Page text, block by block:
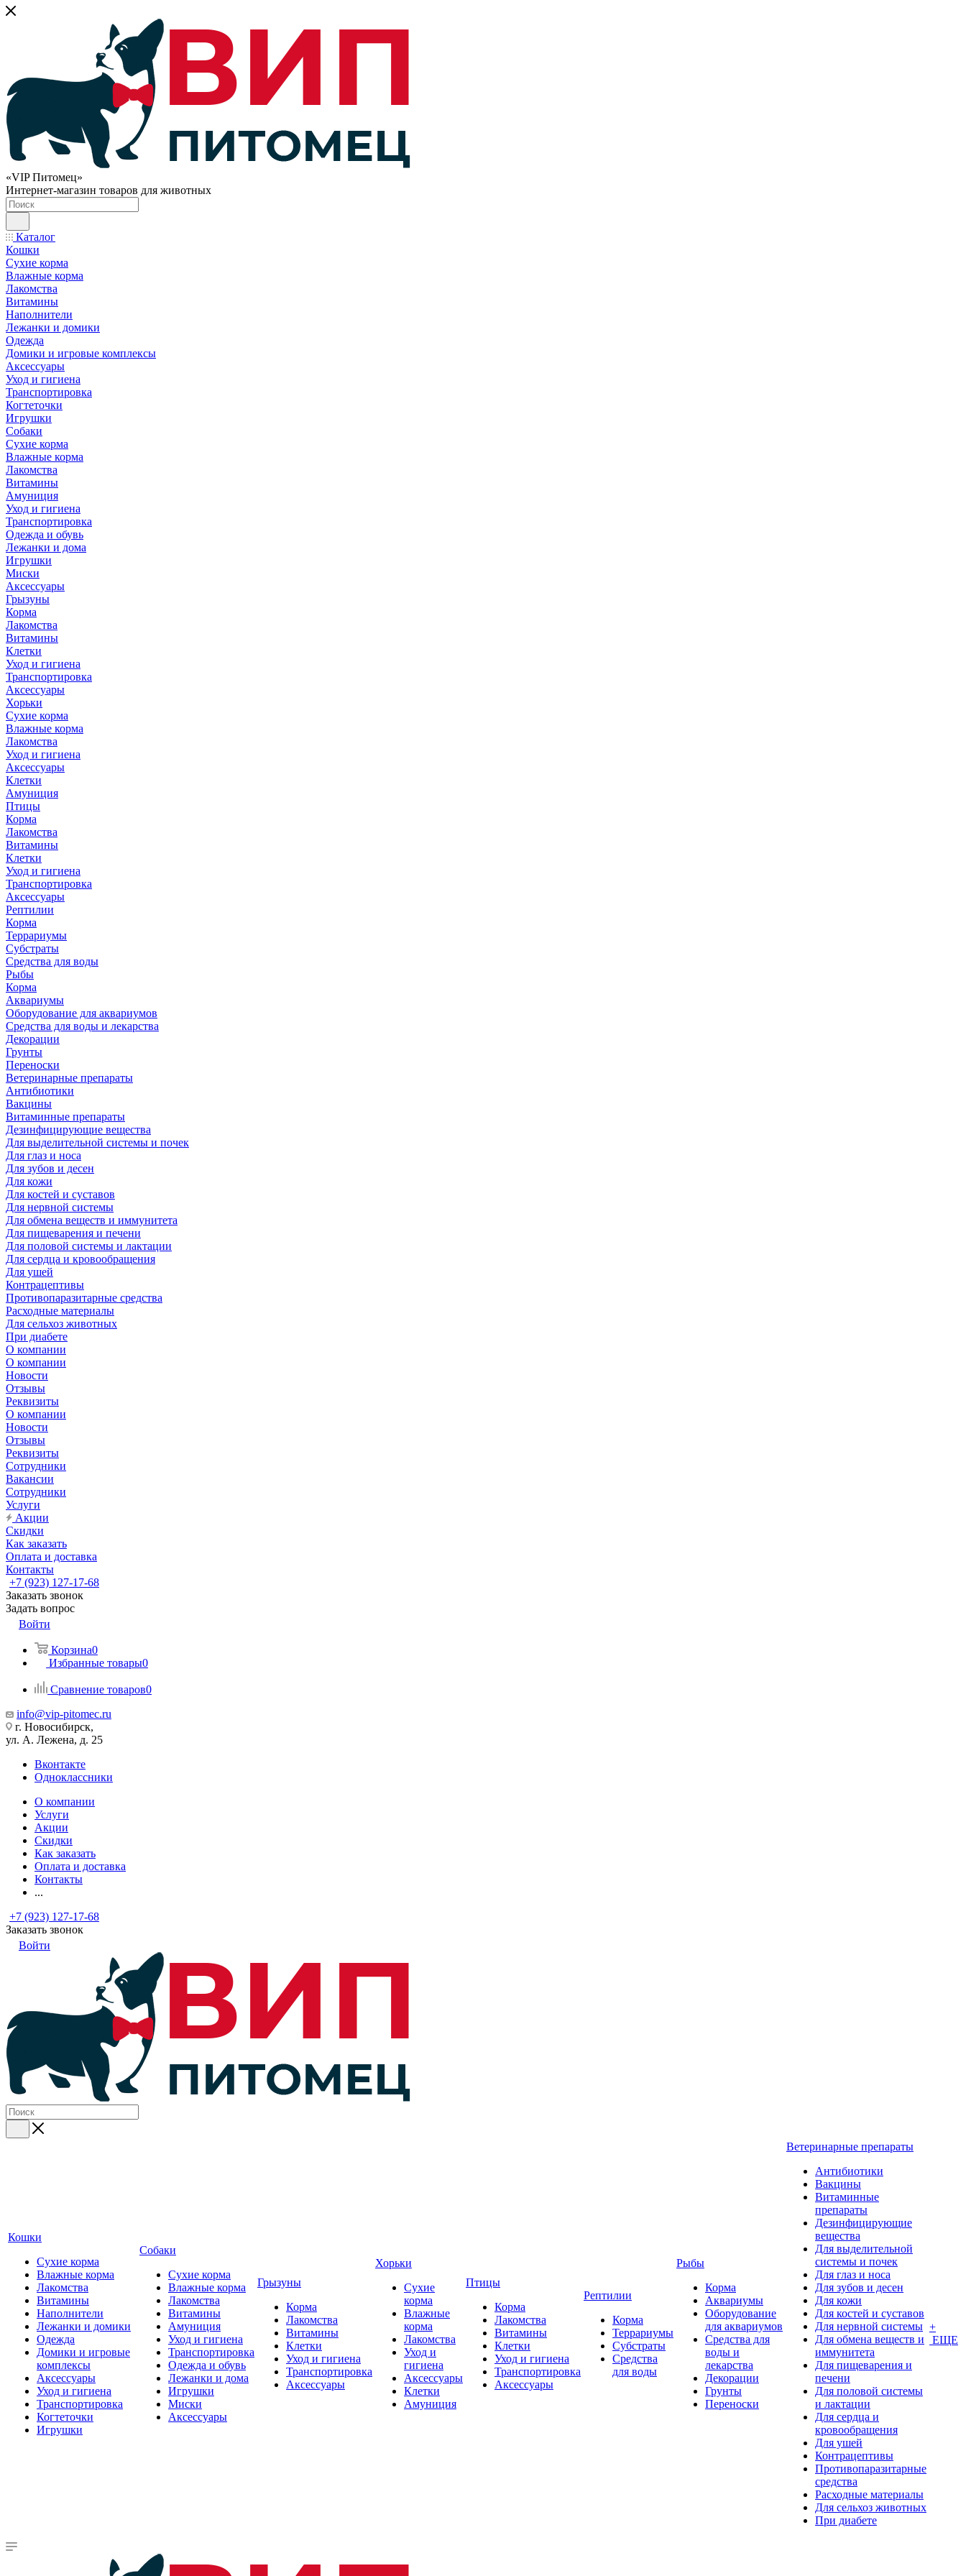
«VIP Питомец»
Интернет-магазин товаров для животных
Каталог
Кошки
Сухие корма
Влажные корма
Лакомства
Витамины
Наполнители
Лежанки и домики
Одежда
Домики и игровые комплексы
Аксессуары
Уход и гигиена
Транспортировка
Когтеточки
Игрушки
Собаки
Сухие корма
Влажные корма
Лакомства
Витамины
Амуниция
Уход и гигиена
Транспортировка
Одежда и обувь
Лежанки и дома
Игрушки
Миски
Аксессуары
Грызуны
Корма
Лакомства
Витамины
Клетки
Уход и гигиена
Транспортировка
Аксессуары
Хорьки
Сухие корма
Влажные корма
Лакомства
Уход и гигиена
Аксессуары
Клетки
Амуниция
Птицы
Корма
Лакомства
Витамины
Клетки
Уход и гигиена
Транспортировка
Аксессуары
Рептилии
Корма
Террариумы
Субстраты
Средства для воды
Рыбы
Корма
Аквариумы
Оборудование для аквариумов
Средства для воды и лекарства
Декорации
Грунты
Переноски
Ветеринарные препараты
Антибиотики
Вакцины
Витаминные препараты
Дезинфицирующие вещества
Для выделительной системы и почек
Для глаз и носа
Для зубов и десен
Для кожи
Для костей и суставов
Для нервной системы
Для обмена веществ и иммунитета
Для пищеварения и печени
Для половой системы и лактации
Для сердца и кровообращения
Для ушей
Контрацептивы
Противопаразитарные средства
Расходные материалы
Для сельхоз животных
При диабете
О компании
О компании
Новости
Отзывы
Реквизиты
О компании
Новости
Отзывы
Реквизиты
Сотрудники
Вакансии
Сотрудники
Услуги
Акции
Скидки
Как заказать
Оплата и доставка
Контакты
+7 (923) 127-17-68
Заказать звонок
Задать вопрос
Войти
Корзина0
Избранные товары0
Сравнение товаров0
info@vip-pitomec.ru
г. Новосибирск,
ул. А. Лежена, д. 25
Вконтакте
Одноклассники
О компании
Услуги
Акции
Скидки
Как заказать
Оплата и доставка
Контакты
...
+7 (923) 127-17-68
Заказать звонок
Войти
Кошки
Сухие корма
Влажные корма
Лакомства
Витамины
Наполнители
Лежанки и домики
Одежда
Домики и игровые
комплексы
Аксессуары
Уход и гигиена
Транспортировка
Когтеточки
Игрушки
Собаки
Сухие корма
Влажные корма
Лакомства
Витамины
Амуниция
Уход и гигиена
Транспортировка
Одежда и обувь
Лежанки и дома
Игрушки
Миски
Аксессуары
Грызуны
Корма
Лакомства
Витамины
Клетки
Уход и гигиена
Транспортировка
Аксессуары
Хорьки
Сухие
корма
Влажные
корма
Лакомства
Уход и
гигиена
Аксессуары
Клетки
Амуниция
Птицы
Корма
Лакомства
Витамины
Клетки
Уход и гигиена
Транспортировка
Аксессуары
Рептилии
Корма
Террариумы
Субстраты
Средства
для воды
Рыбы
Корма
Аквариумы
Оборудование
для аквариумов
Средства для
воды и
лекарства
Декорации
Грунты
Переноски
Ветеринарные препараты
Антибиотики
Вакцины
Витаминные
препараты
Дезинфицирующие
вещества
Для выделительной
системы и почек
Для глаз и носа
Для зубов и десен
Для кожи
Для костей и суставов
Для нервной системы
Для обмена веществ и
иммунитета
Для пищеварения и
печени
Для половой системы
и лактации
Для сердца и
кровообращения
Для ушей
Контрацептивы
Противопаразитарные
средства
Расходные материалы
Для сельхоз животных
При диабете
+
ЕЩЕ